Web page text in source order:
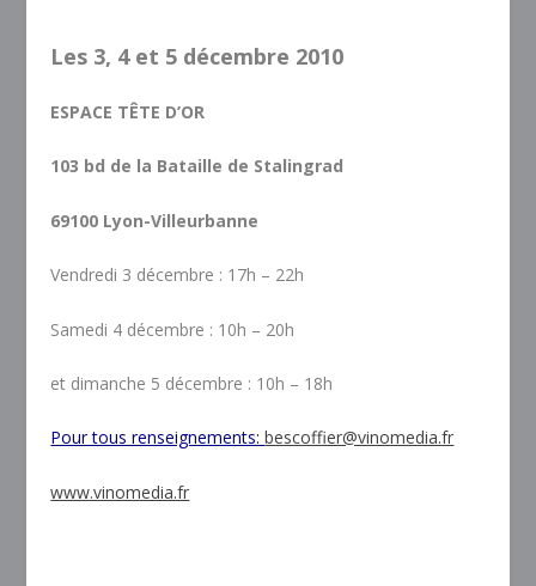
Les 3, 4 et 5 décembre 2010
ESPACE TÊTE D’OR
103 bd de la Bataille de Stalingrad
69100 Lyon-Villeurbanne
Vendredi 3 décembre : 17h – 22h
Samedi 4 décembre : 10h – 20h
et dimanche 5 décembre : 10h – 18h
Pour tous renseignements:bescoffier@vinomedia.fr
www.vinomedia.fr